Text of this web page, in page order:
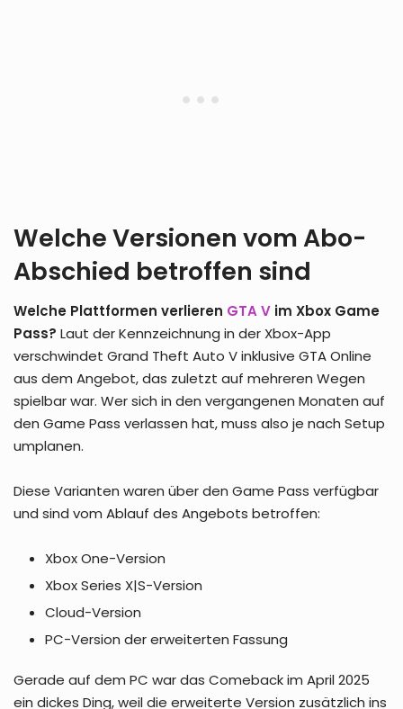
Welche Versionen vom Abo-
Abschied betroffen sind
Welche Plattformen verlieren GTA V im Xbox Game
Pass? Laut der Kennzeichnung in der Xbox-App
verschwindet Grand Theft Auto V inklusive GTA Online
aus dem Angebot, das zuletzt auf mehreren Wegen
spielbar war. Wer sich in den vergangenen Monaten auf
den Game Pass verlassen hat, muss also je nach Setup
umplanen.
Diese Varianten waren über den Game Pass verfügbar
und sind vom Ablauf des Angebots betroffen:
Xbox One-Version
Xbox Series X|S-Version
Cloud-Version
PC-Version der erweiterten Fassung
Gerade auf dem PC war das Comeback im April 2025
ein dickes Ding, weil die erweiterte Version zusätzlich ins